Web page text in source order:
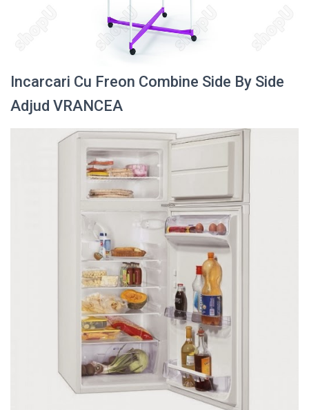
Incarcari Cu Freon Combine Side By Side
Adjud VRANCEA